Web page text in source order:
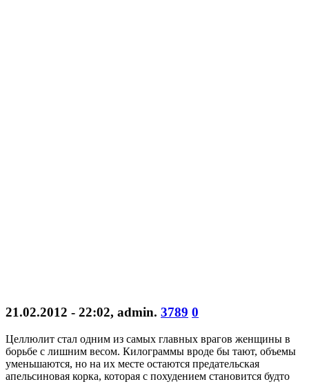
21.02.2012 - 22:02, admin. 3789 0
Целлюлит стал одним из самых главных врагов женщины в
борьбе с лишним весом. Килограммы вроде бы тают, объемы
уменьшаются, но на их месте остаются предательская
апельсиновая корка, которая с похудением становится будто